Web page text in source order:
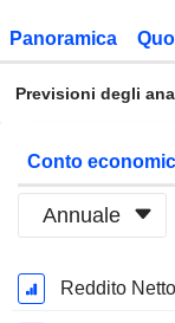
Panoramica
Previsioni degli
Conto
Annuale
Periodo
Fiscale:
Reddito